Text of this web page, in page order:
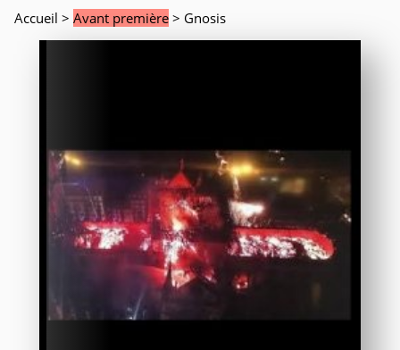
Accueil > Avant première > Gnosis